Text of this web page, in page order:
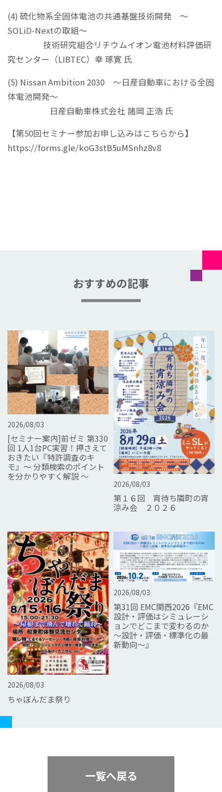
(4) 硫化物系全固体電池の共通基盤技術開発 ～
SOLiD-Nextの取組～
技術研究組合リチウムイオン電池材料評価研
究センター（LIBTEC）幸 琢寛 氏
(5) Nissan Ambition 2030 ～日産自動車における全固
体電池開発～
日産自動車株式会社 諸岡 正浩 氏
【第50回セミナー参加お申し込みはこちらから】
https://forms.gle/koG3stB5uMSnhz8v8
おすすめの記事
2026/08/03
[セミナー案内]前ゼミ 第330
回 1人1台PC実習！押さえて
おきたい『特許調査のキ
モ』～ 分類検索のポイント
を分かりやすく解説 ～
2026/08/03
第１６回 宵待ち隣町の宵
涼み会 ２０２６
2026/08/03
ちゃぼんだま祭り
2026/08/03
第31回 EMC関西2026『EMC
設計・評価はシミュレーシ
ョンでどこまで変わるのか
～設計・評価・標準化の最
新動向～』
一覧へ戻る